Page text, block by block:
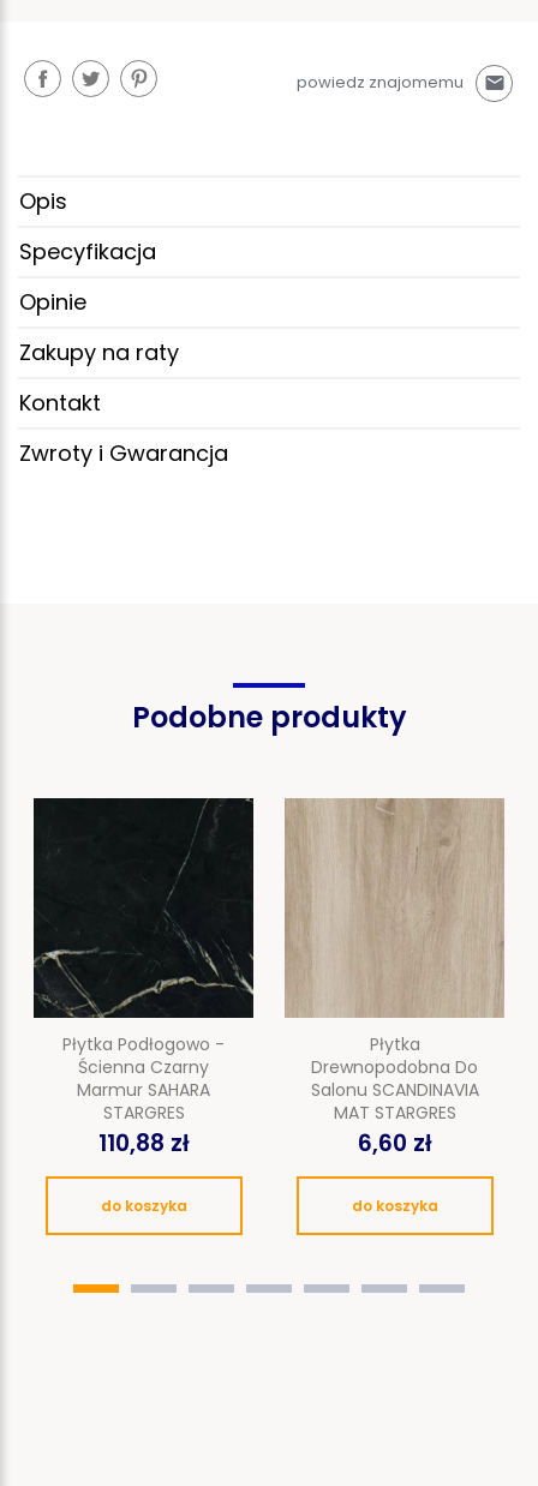
powiedz znajomemu mail
Opis
Specyfikacja
Opinie
Zakupy na raty
Kontakt
Zwroty i Gwarancja
Podobne produkty
Płytka Podłogowo -
Ścienna Czarny
Marmur SAHARA
STARGRES
110,88 zł
do koszyka
Płytka
Drewnopodobna Do
Salonu SCANDINAVIA
MAT STARGRES
6,60 zł
do koszyka